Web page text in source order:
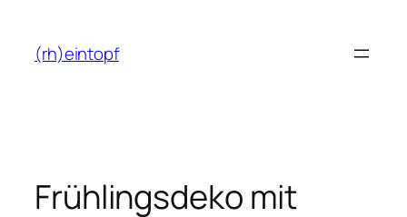
Inhalt
springen
(rh)eintopf
Frühlingsdeko mit